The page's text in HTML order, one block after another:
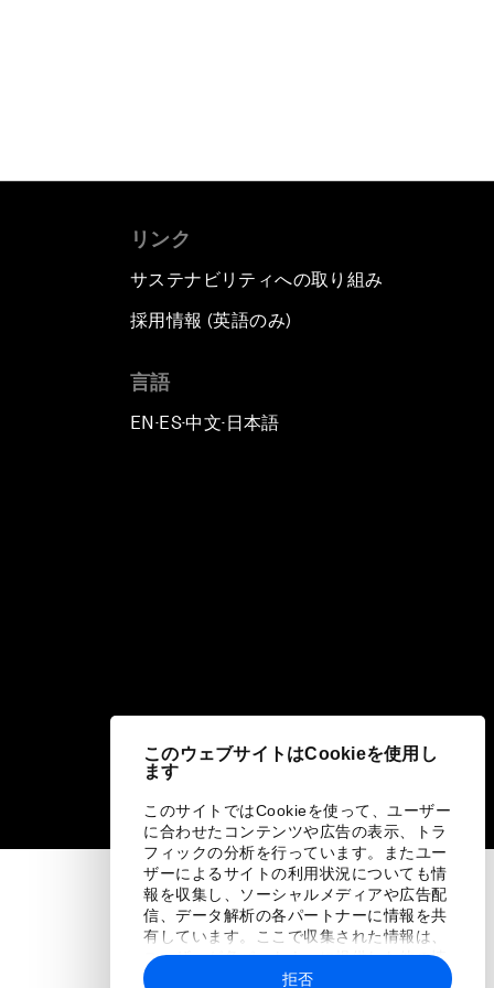
このウェブサイトはCookieを使用し
ます
このサイトではCookieを使って、ユーザー
に合わせたコンテンツや広告の表示、トラ
フィックの分析を行っています。またユー
ザーによるサイトの利用状況についても情
報を収集し、ソーシャルメディアや広告配
信、データ解析の各パートナーに情報を共
有しています。ここで収集された情報は、
ユーザーが各パートナーに提供した他の情
報や各パートナーのサービスを使用した際
拒否
リンク
サステナビリティへの取り組み
採用情報 (英語のみ)
言語
EN ▪ES▪中文▪ 日本語